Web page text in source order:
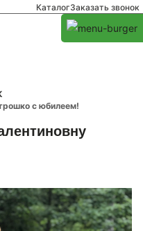
КаталогЗаказать звонок
с юбилеем!